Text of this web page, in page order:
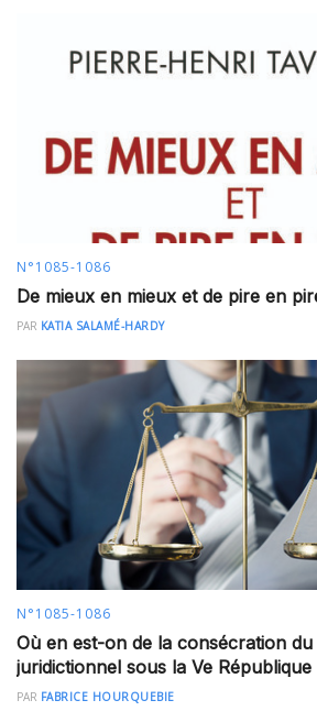
N°1085-1086
De mieux en mieux et de pire en
PAR KATIA SALAMÉ-HARDY
N°1085-1086
Où en est-on de la consécration
juridictionnel sous la Ve République
PAR FABRICE HOURQUEBIE